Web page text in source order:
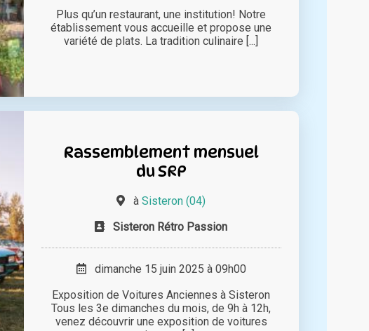
Plus qu’un restaurant, une institution! Notre
établissement vous accueille et propose une
variété de plats. La tradition culinaire [...]
Rassemblement mensuel
du SRP
àSisteron (04)
Sisteron Rétro Passion
dimanche 15 juin 2025 à 09h00
Exposition de Voitures Anciennes à Sisteron
Tous les 3e dimanches du mois, de 9h à 12h,
venez découvrir une exposition de voitures